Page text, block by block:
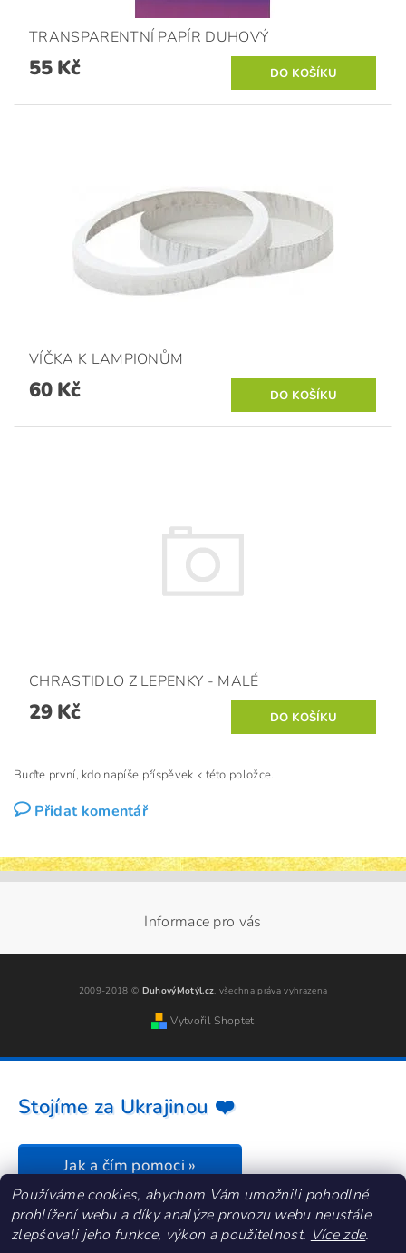
TRANSPARENTNÍ PAPÍR DUHOVÝ
55 Kč
VÍČKA K LAMPIONŮM
60 Kč
CHRASTIDLO Z LEPENKY - MALÉ
29 Kč
Buďte první, kdo napíše příspěvek k této položce.
Přidat komentář
Informace pro vás
2009-2018 © DuhovýMotýl.cz, všechna práva vyhrazena
Vytvořil Shoptet
Používáme cookies, abychom Vám umožnili pohodlné
prohlížení webu a díky analýze provozu webu neustále
zlepšovali jeho funkce, výkon a použitelnost. Více zde.
Stojíme za Ukrajinou ❤️
Jak a čím pomoci »